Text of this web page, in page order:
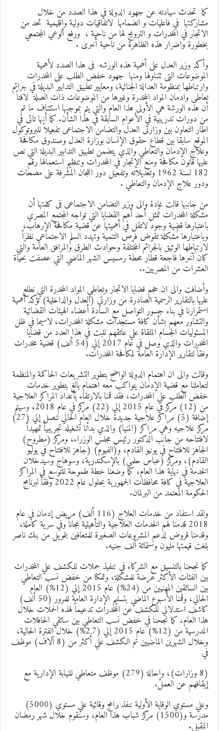
تحدث سيادته عن جهود الدولة في هذا الصدد من خلال
في فاعليات و انضمامها لاتفاقيات دولية وإقليمية تحد من
في المخدرات و الترويج لها من ناحية ، ورفع الوعي المجتمعي
واضرار هذه الظاهرة من ناحية أخرى .
وزير العدل على أهمية هذه الورشه فى هذا الصدد لأهمية
التى تتناولها ومنها جهود خفض الطلب على المخدرات
بمنظومة العدالة الجنائية، ومعايير تطبيق التدابير البديلة في جرائم
وادمان المواد المخدرة وغيرها من الموضوعات ذات الصلة لافتاً
هذه الورشة هي الأولى هذا العام والتي يتم بموجبها استئناف ما تم
دورات تدريبية في الأعوام السابقة في هذا الشأن. كما أنها تاتى في
التعاون بين وزارتى العدل والتضامن الاجتماعى تفعيلاً للبروتوكول
سابقا بين قطاع حقوق الإنسان بوزارة العدل وصندوق مكافحة
الإدمان والتعاطي والذي يتضمن تطبيق التدابير البديلة التي نص
قانون مكافحة ومنع الإتجار في المخدرات وتنظيم استعمالها رقم
182 لسنة 1962 وتعديلاته وتفعيل دور اللجان المشرفة على مصحات
علاج الإدمان والتعاطي .
جانبها قالت غادة والى وزير التضامن الاجتماعى فى كلمتها أن
المخدرات تُمثل أحد أهم القضايا التي تواجه المجتمع المصري
قضية وجود لاتقل في أهميتها عن قضية مكافحة الإرهاب،
مُشكلة تقوض فرص التنمية وتهدد السلم الاجتماعي نظراً
الوثيق بالجرائم المختلفة وحوادث الطرق والمرافق العامة والتي
آخرها فاجعة قطار محطة رمسيس الشهر الماضي التي عصفت بحياة
من المصريين..
والى ان حجم قضايا الاتجار وتعاطي المواد المخدرة التي نطلع
بالتقارير الرسمية الصادرة من وزارتي (العدل والداخلية) تؤكد أهمية
في بناء جسور التواصل مع السادة أعضاء الهيئات القضائية
معهم بشأن كافة مستجدات مشكلة المخدرات، لاسيما في ظل
الجسام الملقاة علي عاتقهم للبت في هذا العدد من قضايا
المخدرات والذي وصل في عام 2017 إلي (54 ألف) قضية مخدرات
لتقارير الإدارة العامة لمكافحة المخدرات.
والى ان اهتمام الدولة الواضح بتطوير التشريعات الحاكمة والمنظمة
مع قضية الإدمان يتواكب معه اهتمام بالغ بتطوير خدمات
الطلب علي المخدرات، فقد قمنا بالارتقاء بأعداد المراكز العلاجية
من (12) مركز في عام 2015 إلي (22) مركز في عام 2018، وسيتم
إضافة (5) مراكز علاجية جديدة خلال العام الحالي لنصل إلي (27)
علاجيه وهي مراكز (المنيا) والذي بدأنا تشغيله تجريبياً تمهيداً
من جانب الدكتور رئيس مجلس الوزراء، ومركز (مطروح)
للافتتاح في يونيو القادم، و(الفيوم) (جاهز للافتتاح في يوليو
ومركز (عباس حلمي) بالإسكندرية، وسوهاج وسيدخلان
في نهاية هذا العام، كما وضعنا خطة طموحة للتوسع في المراكز
العلاجية في كافة محافظات الجمهورية بحلول عام 2022 وفقاً لبرنامج
المعتمد من البرلمان.
ولقد استفاد من خدمات العلاج (116 ألف) مريض إدمان في عام
2018 قدمنا لهم الخدمات العلاجية والتأهيلية مجاناً وفي سرية كاملة،
قروض لدعم المشروعات الصغيرة للمتعافين بتمويل من بنك ناصر
قيمتها مليون وستمائة ألف جنيه.
نجحنا بالتنسيق مع الشركاء في تنفيذ حملات للكشف علي المخدرات
الفئات الأكثر عرضة للمشكلة، وتمكنا من خفض نسب التعاطي
بين السائقين المهنيين من (24%) عام 2015 إلي (12%) العام
الحالي، وقمنا الأسبوع الماضي بتسليم الإدارة العامة للمرور (50 ألف)
استدلالي للكشف عن المخدرات تدعيماً لهذه الحملات خلال
العام، كما نجحنا في خفض نسب التعاطي بين سائقي الحافلات
المدرسية من (12%) عام 2015 إلي (2,7%) خلال الفترة الحالية،
وخلال الشهرين الماضيين تم الكشف علي أكثر من (8 آلاف) موظف
(8 وزارات)، وإحالة (279) موظف متعاطي للنيابة الإدارية مع
عن العمل.
وعلي مستوي الوقاية الأولية ننفذ برامج وقائية علي مستوي (5000)
مدرسة و(1500) مركز شباب هذا العام، وسنقوم خلال شهر رمضان